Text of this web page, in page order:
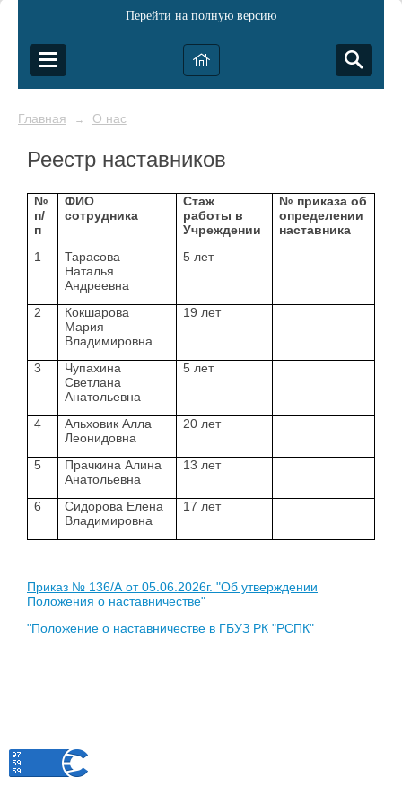
Перейти на полную версию
Главная → О нас
Реестр наставников
№
п/
п
ФИО
сотрудника
Стаж
работы в
Учреждении
№ приказа об
определении
наставника
1
Тарасова
Наталья
Андреевна
5 лет
2
Кокшарова
Мария
Владимировна
19 лет
3
Чупахина
Светлана
Анатольевна
5 лет
4
Альховик Алла
Леонидовна
20 лет
5
Прачкина Алина
Анатольевна
13 лет
6
Сидорова Елена
Владимировна
17 лет
Приказ № 136/А от 05.06.2026г. "Об утверждении
Положения о наставничестве"
"Положение о наставничестве в ГБУЗ РК "РСПК"